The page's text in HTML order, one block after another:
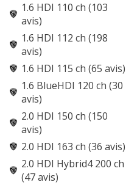
1.6 HDI 110 ch (103
avis)
1.6 HDI 112 ch (198
avis)
1.6 HDI 115 ch (65 avis)
1.6 BlueHDI 120 ch (30
avis)
2.0 HDI 150 ch (150
avis)
2.0 HDI 163 ch (36 avis)
2.0 HDI Hybrid4 200 ch
(47 avis)